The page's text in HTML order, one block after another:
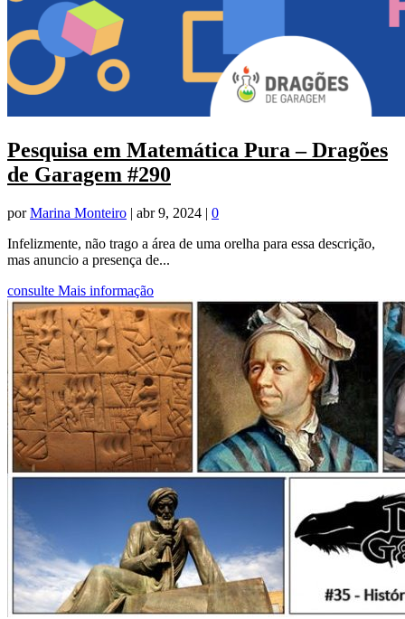
Pesquisa em Matemática Pura – Dragões
de Garagem #290
porMarina Monteiro | abr 9, 2024 | 0
Infelizmente, não trago a área de uma orelha para essa descrição,
mas anuncio a presença de...
consulte Mais informação